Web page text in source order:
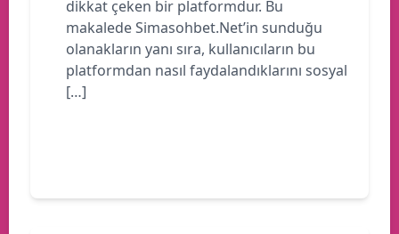
dikkat çeken bir platformdur. Bu
makalede Simasohbet.Net’in sunduğu
olanakların yanı sıra, kullanıcıların bu
platformdan nasıl faydalandıklarını sosyal
[…]